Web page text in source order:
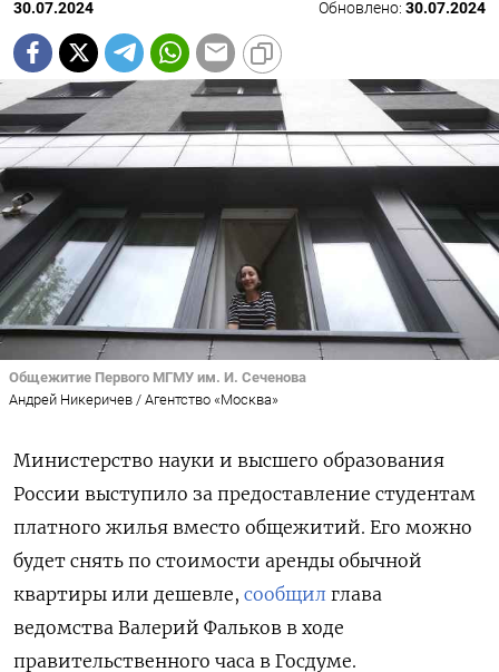
30.07.2024 Обновлено: 30.07.2024
Общежитие Первого МГМУ им. И. Сеченова
Андрей Никеричев / Агентство «Москва»
Министерство науки и высшего образования
России выступило за предоставление студентам
платного жилья вместо общежитий. Его можно
будет снять по стоимости аренды обычной
квартиры или дешевле, сообщил глава
ведомства Валерий Фальков в ходе
правительственного часа в Госдуме.